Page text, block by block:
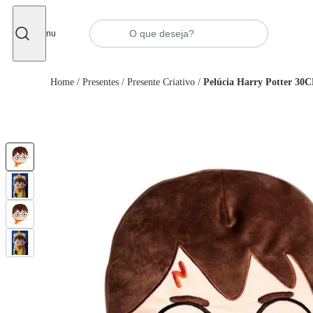
Menu
Home / Presentes / Presente Criativo / Pelúcia Harry Potter